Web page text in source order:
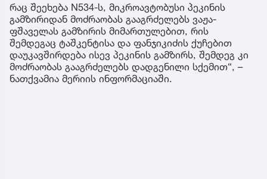
რაც შეეხება N534-ს, მიკროავტობუსი პეკინის
გამზირიდან მოძრაობას გააგრძელებს ვაჟა-
ფშაველას გამზირის მიმართულებით, რის
შემდეგაც ტაშკენტისა და ფანჯიკიძის ქუჩებით
დაუკავშირდება ისევ პეკინის გამზირს, შემდეგ კი
მოძრაობას გააგრძელებს დადგენილი სქემით“, –
ნათქვამია მერიის ინფორმაციაში.